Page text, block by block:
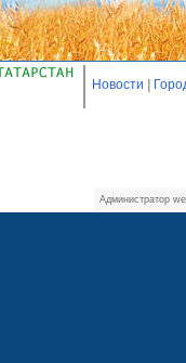
Новости
Администратор